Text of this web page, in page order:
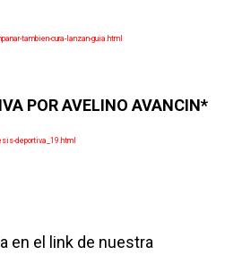
tambien-cura-lanzan-guia.html
POR AVELINO AVANCIN*
deportiva_19.html
en el link de nuestra